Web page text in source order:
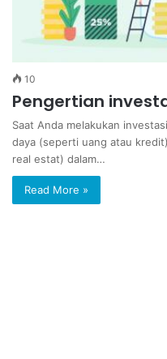
10
Pengertian
Saat Anda melakukan
daya (seperti uang atau
real estat) dalam…
Read More »